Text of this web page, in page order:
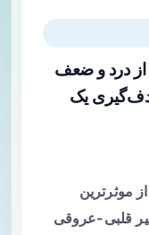
درد و ضعف
یک
موثرترین
قلبی-عروقی